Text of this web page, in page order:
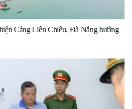
Cảng Liên Chiểu, Đà Nẵng hướng